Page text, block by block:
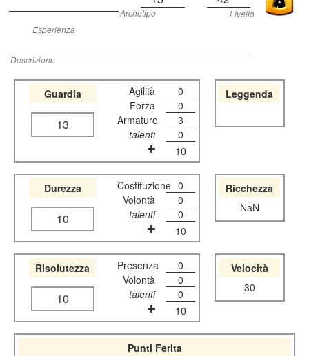
Archetipo
Livello
Esperienza
Descrizione
Guardia
13
Agilità
0
Forza
0
Armature
3
talenti
0
10
Leggenda
Durezza
10
Costituzione 0
Volontà
0
talenti
0
10
Ricchezza
NaN
Risolutezza
10
Presenza
0
Volontà
0
talenti
0
10
Velocità
30
Punti Ferita